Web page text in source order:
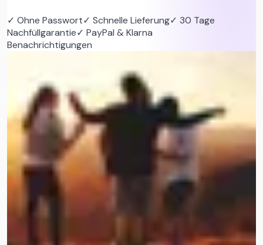
Snapchat
Telegram
Facebook
YouTube
Threads
Bestellung verfolgen
WhatsApp
✓ Ohne Passwort✓ Schnelle Lieferung✓ 30 Tage
Nachfüllgarantie✓ PayPal & Klarna
Benachrichtigungen